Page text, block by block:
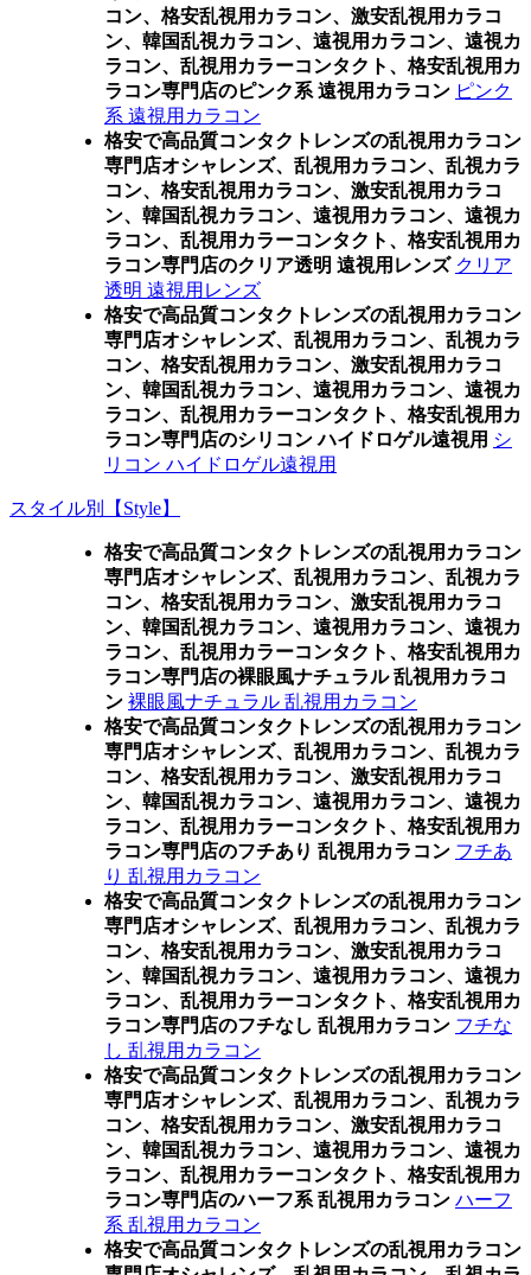
コン、格安乱視用カラコン、激安乱視用カラコ
ン、韓国乱視カラコン、遠視用カラコン、遠視カ
ラコン、乱視用カラーコンタクト、格安乱視用カ
ラコン専門店のピンク系 遠視用カラコン ピンク
系 遠視用カラコン
格安で高品質コンタクトレンズの乱視用カラコン
専門店オシャレンズ、乱視用カラコン、乱視カラ
コン、格安乱視用カラコン、激安乱視用カラコ
ン、韓国乱視カラコン、遠視用カラコン、遠視カ
ラコン、乱視用カラーコンタクト、格安乱視用カ
ラコン専門店のクリア透明 遠視用レンズ クリア
透明 遠視用レンズ
格安で高品質コンタクトレンズの乱視用カラコン
専門店オシャレンズ、乱視用カラコン、乱視カラ
コン、格安乱視用カラコン、激安乱視用カラコ
ン、韓国乱視カラコン、遠視用カラコン、遠視カ
ラコン、乱視用カラーコンタクト、格安乱視用カ
ラコン専門店のシリコン ハイドロゲル遠視用 シ
リコン ハイドロゲル遠視用
スタイル別【Style】
格安で高品質コンタクトレンズの乱視用カラコン
専門店オシャレンズ、乱視用カラコン、乱視カラ
コン、格安乱視用カラコン、激安乱視用カラコ
ン、韓国乱視カラコン、遠視用カラコン、遠視カ
ラコン、乱視用カラーコンタクト、格安乱視用カ
ラコン専門店の裸眼風ナチュラル 乱視用カラコ
ン 裸眼風ナチュラル 乱視用カラコン
格安で高品質コンタクトレンズの乱視用カラコン
専門店オシャレンズ、乱視用カラコン、乱視カラ
コン、格安乱視用カラコン、激安乱視用カラコ
ン、韓国乱視カラコン、遠視用カラコン、遠視カ
ラコン、乱視用カラーコンタクト、格安乱視用カ
ラコン専門店のフチあり 乱視用カラコン フチあ
り 乱視用カラコン
格安で高品質コンタクトレンズの乱視用カラコン
専門店オシャレンズ、乱視用カラコン、乱視カラ
コン、格安乱視用カラコン、激安乱視用カラコ
ン、韓国乱視カラコン、遠視用カラコン、遠視カ
ラコン、乱視用カラーコンタクト、格安乱視用カ
ラコン専門店のフチなし 乱視用カラコン フチな
し 乱視用カラコン
格安で高品質コンタクトレンズの乱視用カラコン
専門店オシャレンズ、乱視用カラコン、乱視カラ
コン、格安乱視用カラコン、激安乱視用カラコ
ン、韓国乱視カラコン、遠視用カラコン、遠視カ
ラコン、乱視用カラーコンタクト、格安乱視用カ
ラコン専門店のハーフ系 乱視用カラコン ハーフ
系 乱視用カラコン
格安で高品質コンタクトレンズの乱視用カラコン